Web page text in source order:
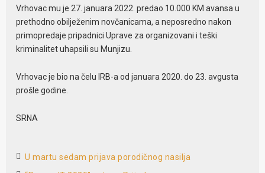
Vrhovac mu je 27. januara 2022. predao 10.000 KM avansa u
prethodno obilježenim novčanicama, a neposredno nakon
primopredaje pripadnici Uprave za organizovani i teški
kriminalitet uhapsili su Munjizu.
Vrhovac je bio na čelu IRB-a od januara 2020. do 23. avgusta
prošle godine.
SRNA
U martu sedam prijava porodičnog nasilja